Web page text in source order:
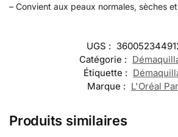
– Convient aux peaux normales, sèches
UGS :
Catégorie :
Étiquette :
Marque : L'Oréal
Produits similaires